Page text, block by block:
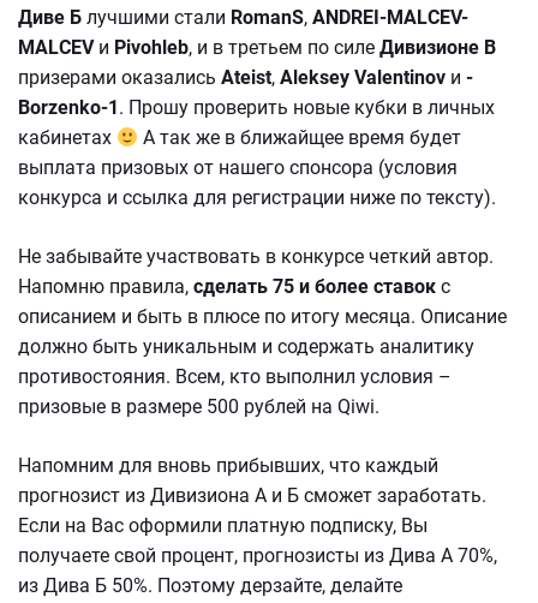
Диве Б лучшими стали RomanS, ANDREI-MALCEV-
MALCEVи Pivohleb, и в третьем по силе Дивизионе В
призерами оказались Ateist, Aleksey Valentinov и -
Borzenko-1. Прошу проверить новые кубки в личных
кабинетах
А так же в ближайщее время будет
выплата призовых от нашего спонсора (условия
конкурса и ссылка для регистрации ниже по тексту).
Не забывайте участвовать в конкурсе четкий автор.
Напомню правила, сделать 75 и более ставок с
описанием и быть в плюсе по итогу месяца. Описание
должно быть уникальным и содержать аналитику
противостояния. Всем, кто выполнил условия –
призовые в размере 500 рублей на Qiwi.
Напомним для вновь прибывших, что каждый
прогнозист из Дивизиона А и Б сможет заработать.
Если на Вас оформили платную подписку, Вы
получаете свой процент, прогнозисты из Дива А 70%,
из Дива Б 50%. Поэтому дерзайте, делайте